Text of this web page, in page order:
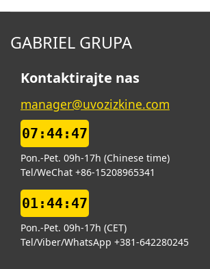
GABRIEL GRUPA
Kontaktirajte nas
manager@uvozizkine.com
07:44:48
Pon.-Pet. 09h-17h (Chinese time)
Tel/WeChat +86-15208965341
01:44:48
Pon.-Pet. 09h-17h (CET)
Tel/Viber/WhatsApp +381-642280245